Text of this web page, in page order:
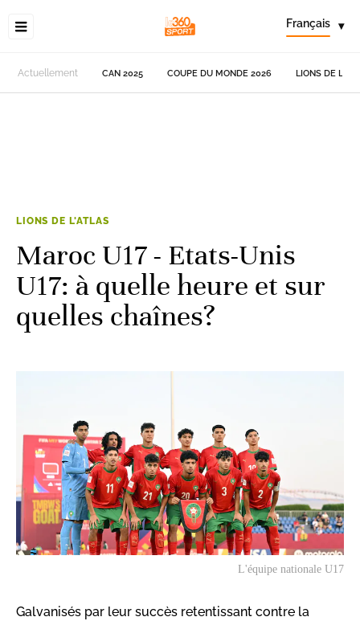
Français ▾
Actuellement CAN 2025 COUPE DU MONDE 2026 LIONS DE
LIONS DE L'ATLAS
Maroc U17 - Etats-Unis
U17: à quelle heure et sur
quelles chaînes?
L'équipe nationale U17
Galvanisés par leur succès retentissant contre la